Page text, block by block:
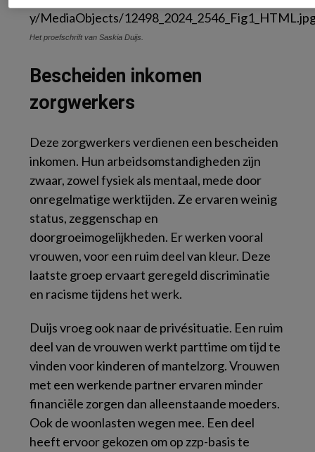
Het proefschrift van Saskia Duijs.
Bescheiden inkomen
zorgwerkers
Deze zorgwerkers verdienen een bescheiden
inkomen. Hun arbeidsomstandigheden zijn
zwaar, zowel fysiek als mentaal, mede door
onregelmatige werktijden. Ze ervaren weinig
status, zeggenschap en
doorgroeimogelijkheden. Er werken vooral
vrouwen, voor een ruim deel van kleur. Deze
laatste groep ervaart geregeld discriminatie
en racisme tijdens het werk.
Duijs vroeg ook naar de privésituatie. Een ruim
deel van de vrouwen werkt parttime om tijd te
vinden voor kinderen of mantelzorg. Vrouwen
met een werkende partner ervaren minder
financiële zorgen dan alleenstaande moeders.
Ook de woonlasten wegen mee. Een deel
heeft ervoor gekozen om op zzp-basis te